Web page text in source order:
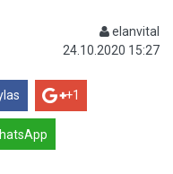
elanvital
24.10.2020 15:27
+1